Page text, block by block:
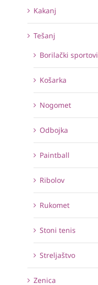
Kakanj
Tešanj
Borilački sportovi
Košarka
Nogomet
Odbojka
Paintball
Ribolov
Rukomet
Stoni tenis
Streljaštvo
Zenica